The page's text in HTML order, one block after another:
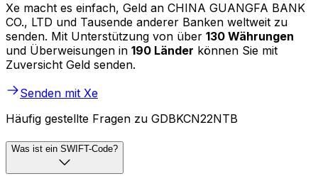
Xe macht es einfach, Geld an CHINA GUANGFA BANK
CO., LTD und Tausende anderer Banken weltweit zu
senden. Mit Unterstützung von über 130 Währungen
und Überweisungen in 190 Länder können Sie mit
Zuversicht Geld senden.
Senden mit Xe
Häufig gestellte Fragen zu GDBKCN22NTB
Was ist ein SWIFT-Code?